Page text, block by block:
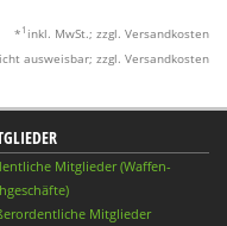
* 1 inkl. MwSt.; zzgl. Versandkosten
ausweisbar; zzgl. Versandkosten
Mitglieder (Waffen-
Mitglieder